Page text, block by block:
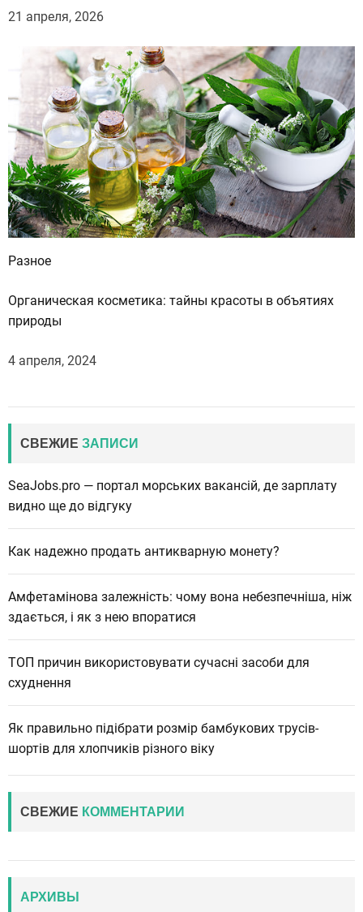
21 апреля, 2026
Разное
Органическая косметика: тайны красоты в объятиях
природы
4 апреля, 2024
СВЕЖИЕ ЗАПИСИ
SeaJobs.pro — портал морських вакансій, де зарплату
видно ще до відгуку
Как надежно продать антикварную монету?
Амфетамінова залежність: чому вона небезпечніша, ніж
здається, і як з нею впоратися
ТОП причин використовувати сучасні засоби для
схуднення
Як правильно підібрати розмір бамбукових трусів-
шортів для хлопчиків різного віку
СВЕЖИЕ КОММЕНТАРИИ
АРХИВЫ